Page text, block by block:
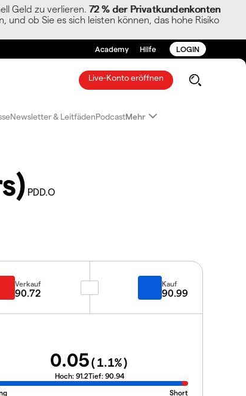
Geld zu verlieren. 72 % der Privatkundenkonten
ob Sie es sich leisten können, das hohe Risiko
Academy Hilfe LOGIN
Live-Konto eröffnen
Newsletter & LeitfädenPodcastMehr
PDD.O
Verkauf
90.72
Kauf
90.99
0.05(1.1%)
Hoch: 91.2Tief: 90.94
Short